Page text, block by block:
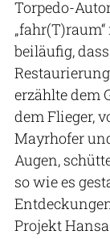
Torpedo-
beiläufig,
erzählte dem
dem Flieger,
Mayrhofer
Augen,
so wie es
Projekt